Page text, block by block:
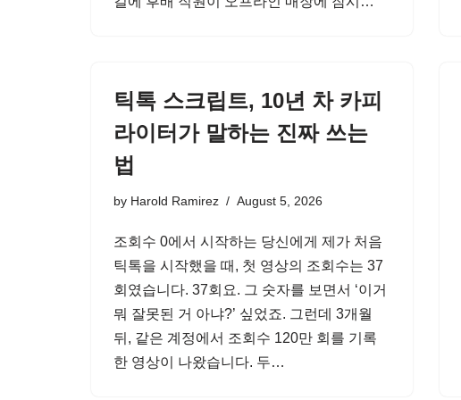
틱톡 스크립트, 10년 차 카피
라이터가 말하는 진짜 쓰는
법
by Harold Ramirez August 5, 2026
조회수 0에서 시작하는 당신에게 제가 처음
틱톡을 시작했을 때, 첫 영상의 조회수는 37
회였습니다. 37회요. 그 숫자를 보면서 ‘이거
뭐 잘못된 거 아냐?’ 싶었죠. 그런데 3개월
뒤, 같은 계정에서 조회수 120만 회를 기록
한 영상이 나왔습니다. 두…